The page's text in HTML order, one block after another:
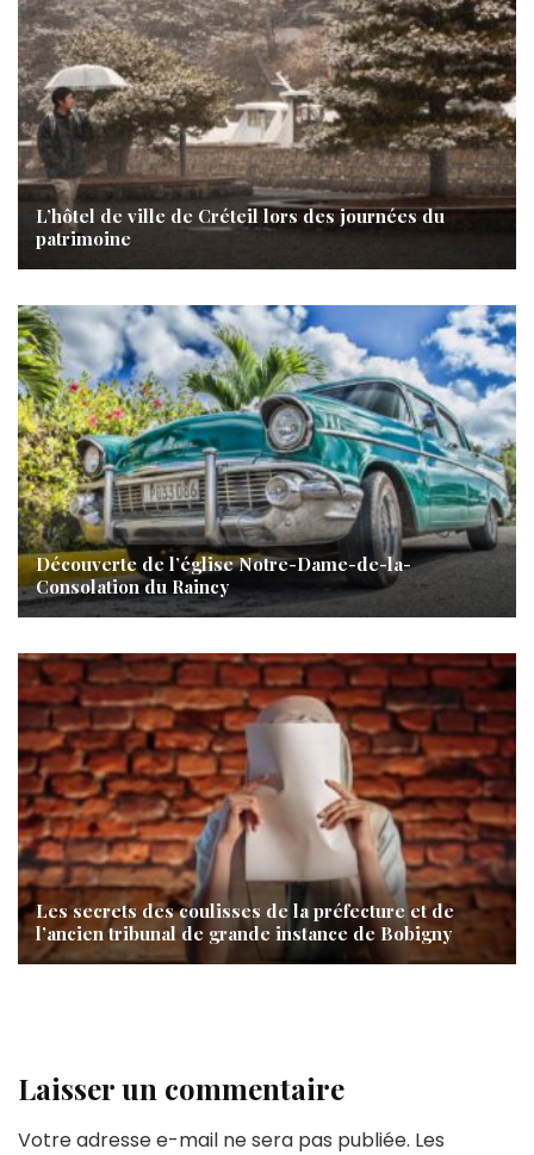
L’hôtel de ville de Créteil lors des journées du
patrimoine
Découverte de l’église Notre-Dame-de-la-
Consolation du Raincy
Les secrets des coulisses de la préfecture et de
l’ancien tribunal de grande instance de Bobigny
Laisser un commentaire
Votre adresse e-mail ne sera pas publiée. Les